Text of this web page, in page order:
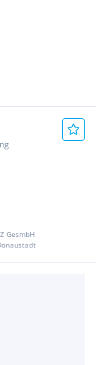
GesmbH